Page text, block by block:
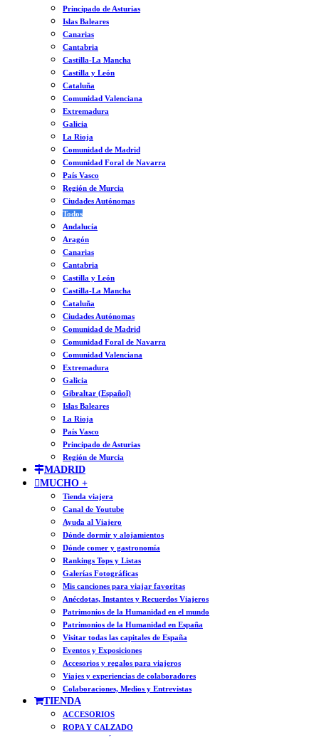
Principado de Asturias
Islas Baleares
Canarias
Cantabria
Castilla-La Mancha
Castilla y León
Cataluña
Comunidad Valenciana
Extremadura
Galicia
La Rioja
Comunidad de Madrid
Comunidad Foral de Navarra
País Vasco
Región de Murcia
Ciudades Autónomas
Todos
Andalucía
Aragón
Canarias
Cantabria
Castilla y León
Castilla-La Mancha
Cataluña
Ciudades Autónomas
Comunidad de Madrid
Comunidad Foral de Navarra
Comunidad Valenciana
Extremadura
Galicia
Gibraltar (Español)
Islas Baleares
La Rioja
País Vasco
Principado de Asturias
Región de Murcia
MADRID
MUCHO +
Tienda viajera
Canal de Youtube
Ayuda al Viajero
Dónde dormir y alojamientos
Dónde comer y gastronomía
Rankings Tops y Listas
Galerías Fotográficas
Mis canciones para viajar favoritas
Anécdotas, Instantes y Recuerdos Viajeros
Patrimonios de la Humanidad en el mundo
Patrimonios de la Humanidad en España
Visitar todas las capitales de España
Eventos y Exposiciones
Accesorios y regalos para viajeros
Viajes y experiencias de colaboradores
Colaboraciones, Medios y Entrevistas
TIENDA
ACCESORIOS
ROPA Y CALZADO